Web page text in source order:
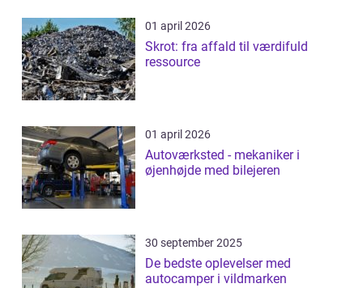
01 april 2026
Skrot: fra affald til værdifuld
ressource
01 april 2026
Autoværksted - mekaniker i
øjenhøjde med bilejeren
30 september 2025
De bedste oplevelser med
autocamper i vildmarken